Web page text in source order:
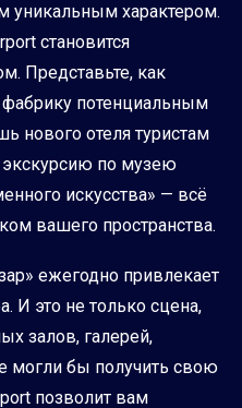
уникальным характером.
становится
Представьте, как
потенциальным
нового отеля туристам
экскурсию по музею
искусства» — всё
вашего пространства.
ежегодно привлекает
И это не только сцена,
залов, галерей,
могли бы получить свою
позволит вам